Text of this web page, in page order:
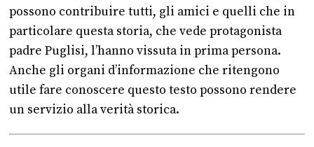
possono contribuire tutti, gli amici e quelli che in
particolare questa storia, che vede protagonista
padre Puglisi, l’hanno vissuta in prima persona.
Anche gli organi d’informazione che ritengono
utile fare conoscere questo testo possono rendere
un servizio alla verità storica.